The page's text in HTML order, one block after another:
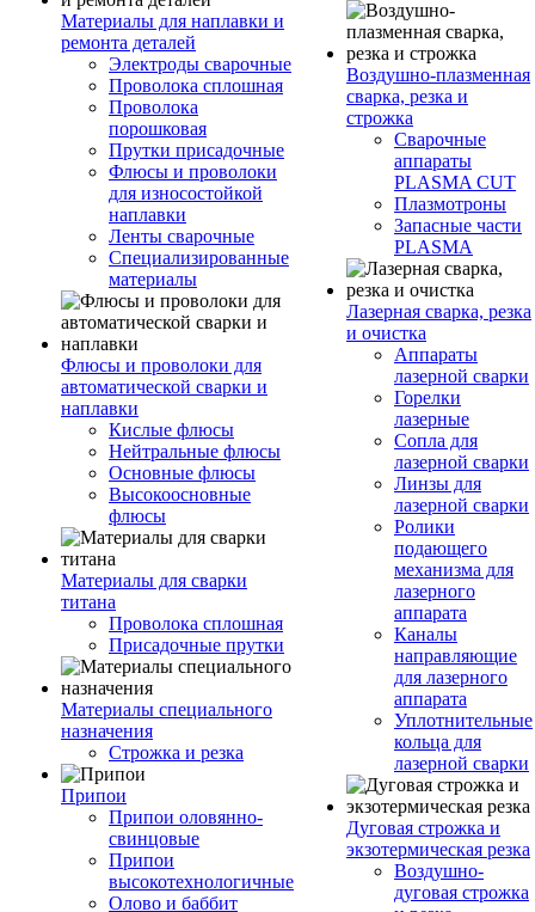
Материалы для наплавки и
ремонта деталей
Электроды сварочные
Проволока сплошная
Проволока
порошковая
Прутки присадочные
Флюсы и проволоки
для износостойкой
наплавки
Ленты сварочные
Специализированные
материалы
Флюсы и проволоки для
автоматической сварки и
наплавки
Кислые флюсы
Нейтральные флюсы
Основные флюсы
Высокоосновные
флюсы
Материалы для сварки
титана
Проволока сплошная
Присадочные прутки
Материалы специального
назначения
Строжка и резка
Припои
Припои оловянно-
свинцовые
Припои
высокотехнологичные
Олово и баббит
Воздушно-плазменная
сварка, резка и
строжка
Сварочные
аппараты
PLASMA CUT
Плазмотроны
Запасные части
PLASMA
Лазерная сварка, резка
и очистка
Аппараты
лазерной сварки
Горелки
лазерные
Сопла для
лазерной сварки
Линзы для
лазерной сварки
Ролики
подающего
механизма для
лазерного
аппарата
Каналы
направляющие
для лазерного
аппарата
Уплотнительные
кольца для
лазерной сварки
Дуговая строжка и
экзотермическая резка
Воздушно-
дуговая строжка